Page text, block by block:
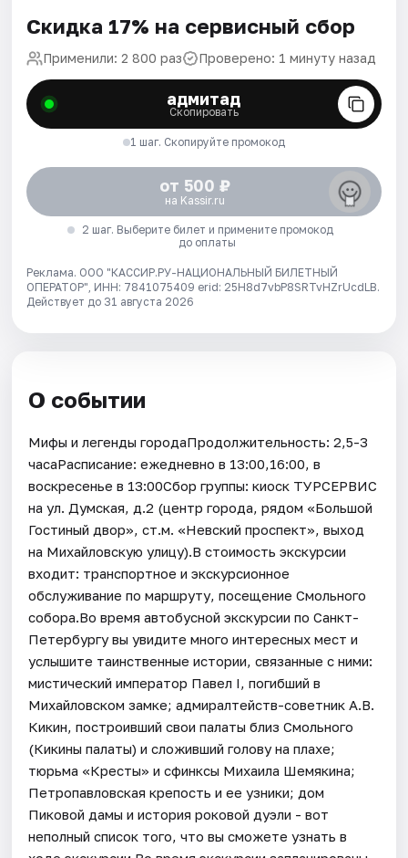
Скидка 17% на сервисный сбор
Применили: 2 800 раз Проверено: 1 минуту назад
адмитад
Скопировать
1 шаг. Скопируйте промокод
от 500 ₽
на Kassir.ru
2 шаг. Выберите билет и примените промокод
до оплаты
Реклама. ООО "КАССИР.РУ-НАЦИОНАЛЬНЫЙ БИЛЕТНЫЙ
ОПЕРАТОР", ИНН: 7841075409 erid: 25H8d7vbP8SRTvHZrUcdLB.
Действует до 31 августа 2026
О событии
Мифы и легенды городаПродолжительность: 2,5-3
часаРасписание: ежедневно в 13:00,16:00, в
воскресенье в 13:00Сбор группы: киоск ТУРСЕРВИС
на ул. Думская, д.2 (центр города, рядом «Большой
Гостиный двор», ст.м. «Невский проспект», выход
на Михайловскую улицу).В стоимость экскурсии
входит: транспортное и экскурсионное
обслуживание по маршруту, посещение Смольного
собора.Во время автобусной экскурсии по Санкт-
Петербургу вы увидите много интересных мест и
услышите таинственные истории, связанные с ними:
мистический император Павел I, погибший в
Михайловском замке; адмиралтейств-советник А.В.
Кикин, построивший свои палаты близ Смольного
(Кикины палаты) и сложивший голову на плахе;
тюрьма «Кресты» и сфинксы Михаила Шемякина;
Петропавловская крепость и ее узники; дом
Пиковой дамы и история роковой дуэли - вот
неполный список того, что вы сможете узнать в